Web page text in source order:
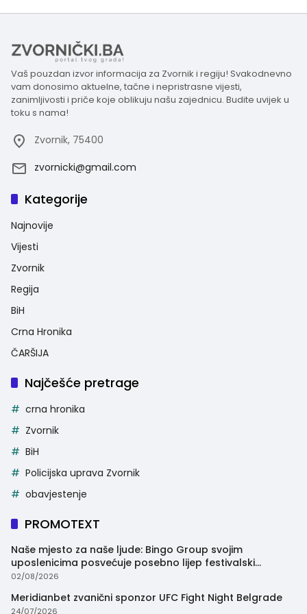
Vaš pouzdan izvor informacija za Zvornik i regiju! Svakodnevno
vam donosimo aktuelne, tačne i nepristrasne vijesti,
zanimljivosti i priče koje oblikuju našu zajednicu. Budite uvijek u
toku s nama!
Zvornik, 75400
zvornicki@gmail.com
Kategorije
Najnovije
Vijesti
Zvornik
Regija
BiH
Crna Hronika
ČARŠIJA
Najčešće pretrage
crna hronika
Zvornik
BiH
Policijska uprava Zvornik
obavjestenje
PROMOTEXT
Naše mjesto za naše ljude: Bingo Group svojim
uposlenicima posvećuje posebno lijep festivalski
trenutak
02/08/2026
Meridianbet zvanični sponzor UFC Fight Night Belgrade
24/07/2026